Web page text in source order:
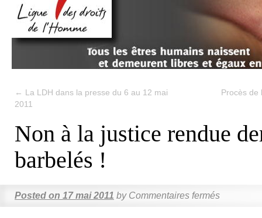
← La LDH dans la presse du 6 au 12 mai
2011
Procès de
Non à la justice rendue
barbelés !
Posted on 17 mai 2011 by Commentaires fermés